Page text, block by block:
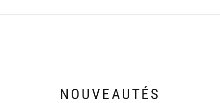
NOUVEAUTÉS